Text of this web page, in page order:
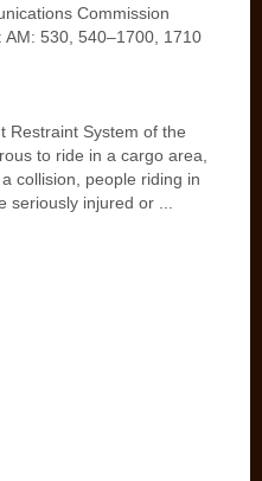
Commission
530, 540–1700, 1710
Restraint System of the
to ride in a cargo area,
collision, people riding in
injured or ...